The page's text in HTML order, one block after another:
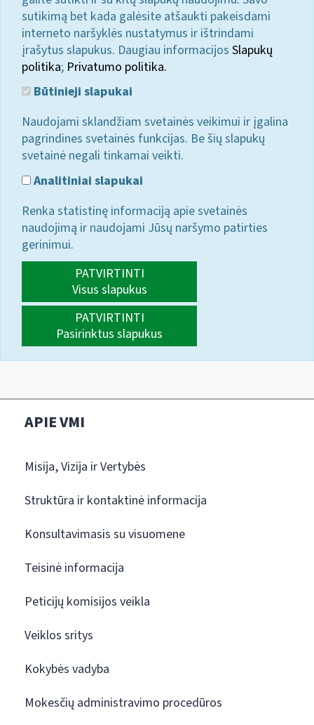
sutikimą bet kada galėsite atšaukti pakeisdami
interneto naršyklės nustatymus ir ištrindami
įrašytus slapukus. Daugiau informacijos Slapukų
politika; Privatumo politika.
Būtinieji slapukai
Naudojami sklandžiam svetainės veikimui ir įgalina
pagrindines svetainės funkcijas. Be šių slapukų
svetainė negali tinkamai veikti.
Analitiniai slapukai
Renka statistinę informaciją apie svetainės
naudojimą ir naudojami Jūsų naršymo patirties
gerinimui.
PATVIRTINTI
Visus slapukus
PATVIRTINTI
Pasirinktus slapukus
APIE VMI
Misija, Vizija ir Vertybės
Struktūra ir kontaktinė informacija
Konsultavimasis su visuomene
Teisinė informacija
Peticijų komisijos veikla
Veiklos sritys
Kokybės vadyba
Mokesčių administravimo procedūros